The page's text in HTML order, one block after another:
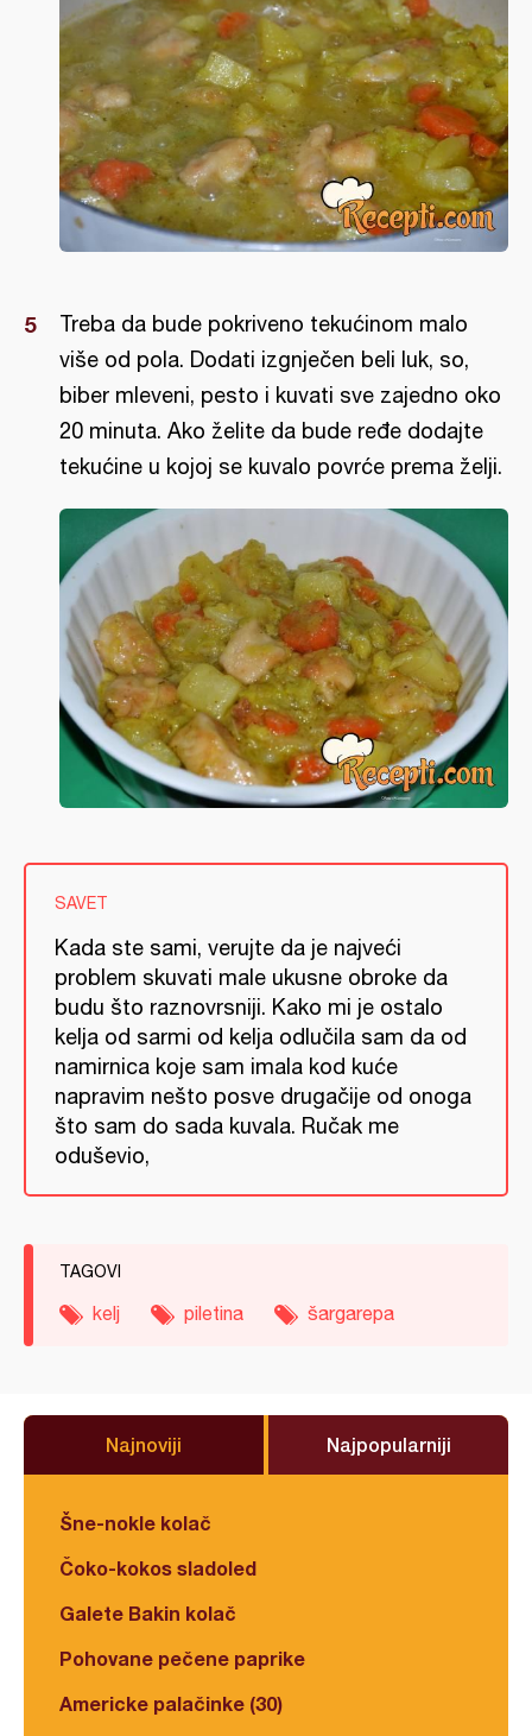
Treba da bude pokriveno tekućinom malo
više od pola. Dodati izgnječen beli luk, so,
biber mleveni, pesto i kuvati sve zajedno oko
20 minuta. Ako želite da bude ređe dodajte
tekućine u kojoj se kuvalo povrće prema želji.
SAVET
Kada ste sami, verujte da je najveći
problem skuvati male ukusne obroke da
budu što raznovrsniji. Kako mi je ostalo
kelja od sarmi od kelja odlučila sam da od
namirnica koje sam imala kod kuće
napravim nešto posve drugačije od onoga
što sam do sada kuvala. Ručak me
oduševio,
TAGOVI
kelj piletina šargarepa
Najnoviji Najpopularniji
Šne-nokle kolač
Čoko-kokos sladoled
Galete Bakin kolač
Pohovane pečene paprike
Americke palačinke (30)